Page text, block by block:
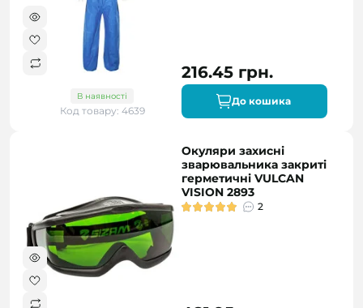
В наявності
Код товару: 4639
216.45 грн.
До кошика
Окуляри захисні
зварювальника закриті
герметичні VULCAN
VISION 2893
2